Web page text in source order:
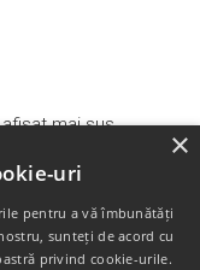
mai sus.
uri
pentru a vă îmbunătăți
sunteți de acord cu
privind cookie-urile.
×